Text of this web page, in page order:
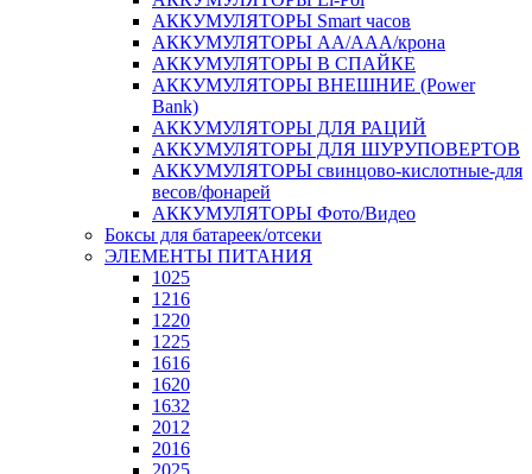
АККУМУЛЯТОРЫ Smart часов
АККУМУЛЯТОРЫ АА/ААА/крона
АККУМУЛЯТОРЫ В СПАЙКЕ
АККУМУЛЯТОРЫ ВНЕШНИЕ (Power
Bank)
АККУМУЛЯТОРЫ ДЛЯ РАЦИЙ
АККУМУЛЯТОРЫ ДЛЯ ШУРУПОВЕРТОВ
АККУМУЛЯТОРЫ свинцово-кислотные-для
весов/фонарей
АККУМУЛЯТОРЫ Фото/Видео
Боксы для батареек/отсеки
ЭЛЕМЕНТЫ ПИТАНИЯ
1025
1216
1220
1225
1616
1620
1632
2012
2016
2025